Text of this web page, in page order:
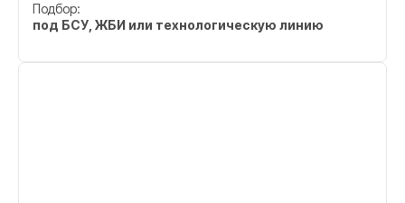
Подбор:
под БСУ, ЖБИ или технологическую линию